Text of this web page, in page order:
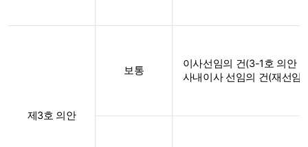
제3호 의안
보통
이사선임의 건(3-1호 의안 :
사내이사 선임의 건(재선임)